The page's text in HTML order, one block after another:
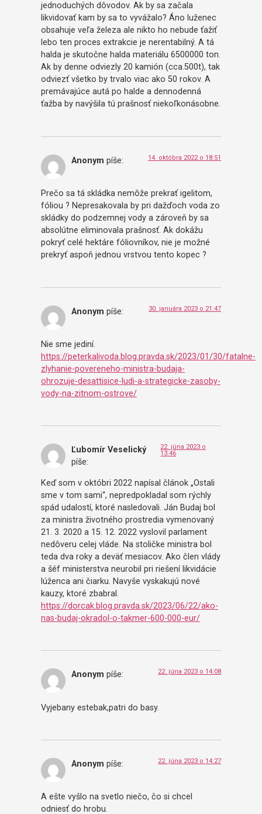
jednoduchých dôvodov. Ak by sa začala
likvidovať kam by sa to vyvážalo? Áno luženec
obsahuje veľa železa ale nikto ho nebude ťažiť
lebo ten proces extrakcie je nerentabilný. A tá
halda je skutočne halda materiálu 6500000 ton.
Ak by denne odviezly 20 kamión (cca.500t), tak
odviezť všetko by trvalo viac ako 50 rokov. A
premávajúce autá po halde a dennodenná
ťažba by navýšila tú prašnosť niekoľkonásobne.
Anonym píše: 14. októbra 2022 o 18:51
Prečo sa tá skládka nemôže prekrať igelitom,
fóliou ? Nepresakovala by pri dažďoch voda zo
skládky do podzemnej vody a zároveň by sa
absolútne eliminovala prašnosť. Ak dokážu
pokryť celé hektáre fóliovníkov, nie je možné
prekryť aspoň jednou vrstvou tento kopec ?
Anonym píše: 30. januára 2023 o 21:47
Nie sme jediní.
https://peterkalivoda.blog.pravda.sk/2023/01/30/fatalne-
zlyhanie-povereneho-ministra-budaja-
ohrozuje-desattisice-ludi-a-strategicke-zasoby-
vody-na-zitnom-ostrove/
Ľubomír Veselický
píše:
22. júna 2023 o
13:46
Keď som v októbri 2022 napísal článok „Ostali
sme v tom sami“, nepredpokladal som rýchly
spád udalostí, ktoré nasledovali. Ján Budaj bol
za ministra životného prostredia vymenovaný
21. 3. 2020 a 15. 12. 2022 vyslovil parlament
nedôveru celej vláde. Na stoličke ministra bol
teda dva roky a deväť mesiacov. Ako člen vlády
a šéf ministerstva neurobil pri riešení likvidácie
lúženca ani čiarku. Navyše vyskakujú nové
kauzy, ktoré zbabral.
https://dorcak.blog.pravda.sk/2023/06/22/ako-
nas-budaj-okradol-o-takmer-600-000-eur/
Anonym píše: 22. júna 2023 o 14:08
Vyjebany estebak,patri do basy.
Anonym píše: 22. júna 2023 o 14:27
A ešte vyšlo na svetlo niečo, čo si chcel
odniesť do hrobu.